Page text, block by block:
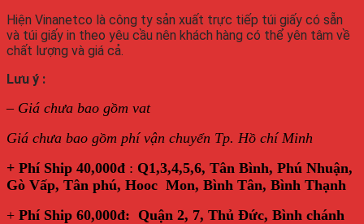
Hiện Vinanetco là công ty sản xuất trực tiếp túi giấy có sẵn
và túi giấy in theo yêu cầu nên khách hàng có thể yên tâm về
chất lượng và giá cả.
Lưu ý :
– Giá chưa bao gồm vat
Giá chưa bao gồm phí vận chuyển Tp. Hồ chí Minh
+ Phí Ship 40,000đ : Q1,3,4,5,6, Tân Bình, Phú Nhuận,
Gò Vấp, Tân phú, Hooc Mon, Bình Tân, Bình Thạnh
+ Phí Ship 60,000đ: Quận 2, 7, Thủ Đức, Bình chánh